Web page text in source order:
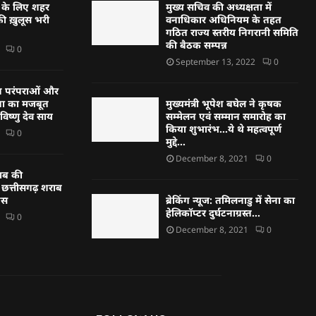
के लिए शहर
ख़ुलूस भरी
0
परंपराओं और
का मजबूत
देव साय
0
की
छत्तीसगढ़ शराब
0
मुख्य सचिव की अध्यक्षता में
वनाधिकार अधिनियम के तहत
गठित राज्य स्तरीय निगरानी समिति
की बैठक सम्पन्न
September 13, 2022 0
मुख्यमंत्री भूपेश बघेल ने कृषक
सम्मेलन एवं सम्मान समारोह का
किया शुभारंभ…ये थे महत्वपूर्ण
मुद्दे…
December 8, 2021 0
ब्रेकिंग न्यूज: तमिलनाडु में सेना का
हेलिकॉप्टर दुर्घटनाग्रस्त…
December 8, 2021 0